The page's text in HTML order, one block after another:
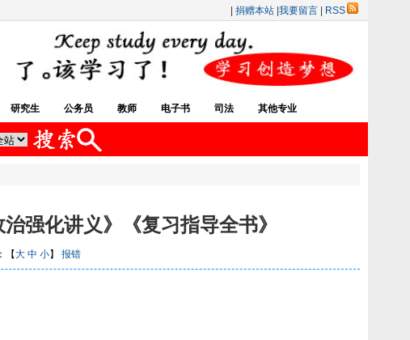
捐赠本站 我要留言 RSS
研究生 公务员 教师 电子书 司法 其他专业
强化讲义》《复习指导全书》
【大 中 小】 报错